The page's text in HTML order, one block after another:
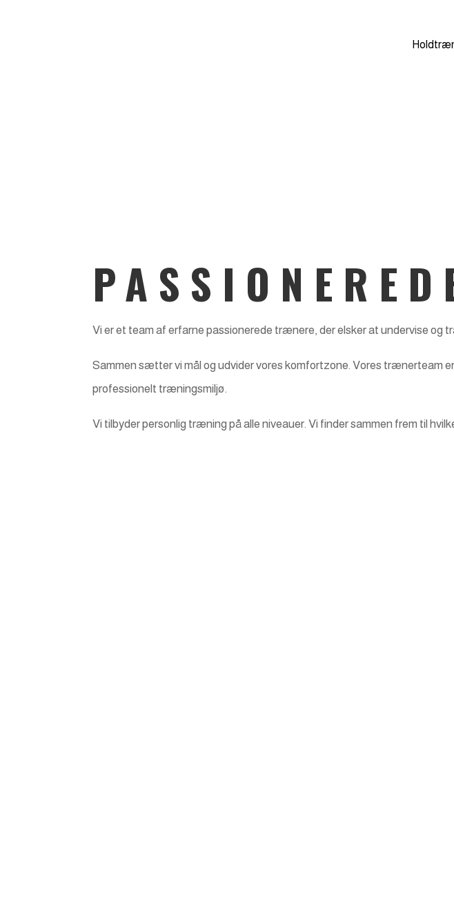
Vi er et team af erfarne passionerede trænere, der elsker at undervise og
Sammen sætter vi mål og udvider vores komfortzone. Vores trænerteam
professionelt træningsmiljø.
Vi tilbyder personlig træning på alle niveauer. Vi finder sammen frem til